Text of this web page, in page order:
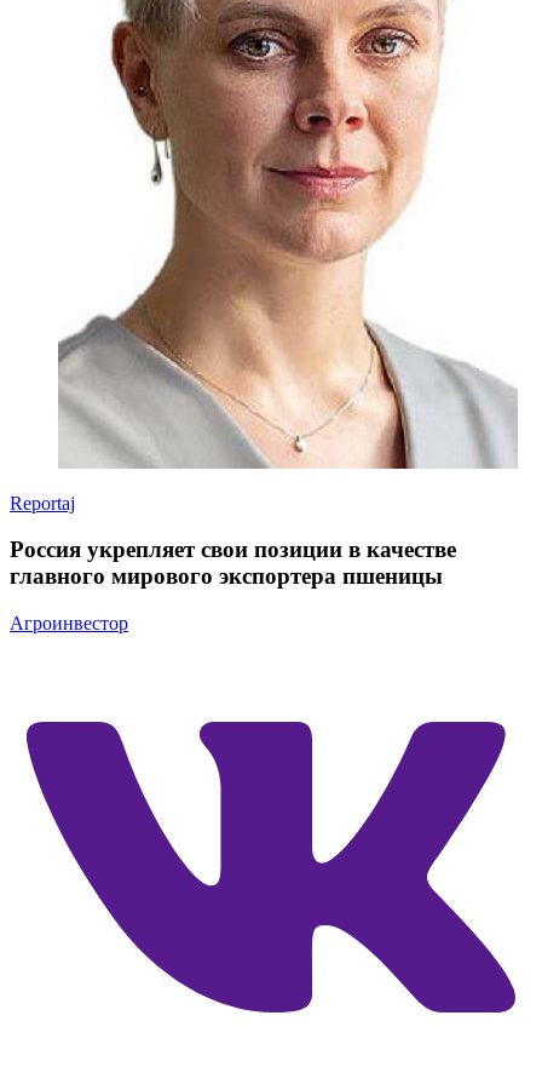
Reportaj
Россия укрепляет свои позиции в качестве
главного мирового экспортера пшеницы
Агроинвестор